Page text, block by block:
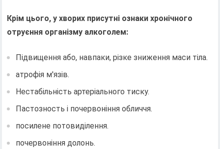
Крім цього, у хворих присутні ознаки хронічного
отруєння організму алкоголем:
Підвищення або, навпаки, різке зниження маси тіла.
атрофія м'язів.
Нестабільність артеріального тиску.
Пастозность і почервоніння обличчя.
посилене потовиділення.
почервоніння долонь.